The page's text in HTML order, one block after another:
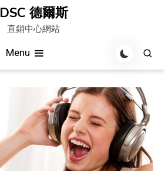
DSC 德爾斯
直銷中心網站
Menu